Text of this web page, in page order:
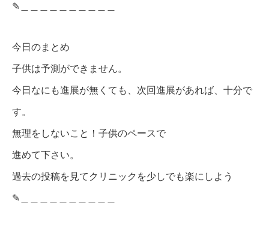
✎︎＿＿＿＿＿＿＿＿＿＿
今日のまとめ
子供は予測ができません。
今日なにも進展が無くても、次回進展があれば、十分で
す。
無理をしないこと！子供のペースで
進めて下さい。
過去の投稿を見てクリニックを少しでも楽にしよう
✎︎＿＿＿＿＿＿＿＿＿＿